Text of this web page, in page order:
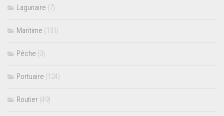
Lagunaire (7)
Maritime (131)
Pêche (3)
Portuaire (124)
Routier (49)